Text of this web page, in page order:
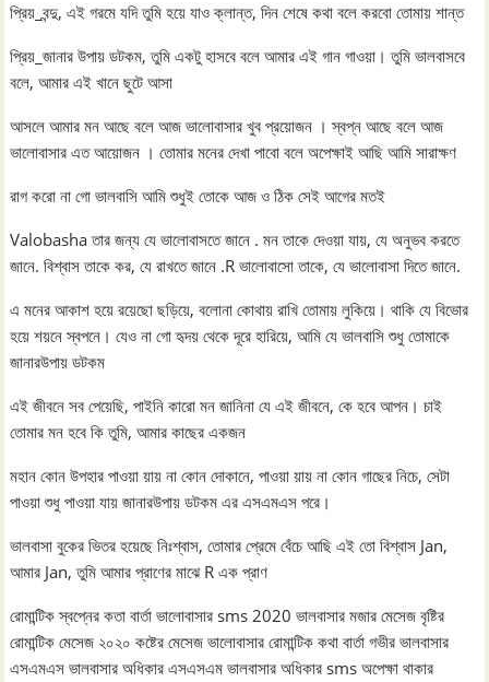
প্রিয়_বন্দু, এই গরমে যদি তুমি হয়ে যাও ক্লান্ত, দিন শেষে কথা বলে করবো তোমায় শান্ত
প্রিয়_জানার উপায় ডটকম, তুমি একটু হাসবে বলে আমার এই গান গাওয়া। তুমি ভালবাসবে
বলে, আমার এই খানে ছুটে আসা
আসলে আমার মন আছে বলে আজ ভালোবাসার খুব প্রয়োজন । স্বপ্ন আছে বলে আজ
ভালোবাসার এত আয়োজন । তোমার মনের দেখা পাবো বলে অপেক্ষাই আছি আমি সারাক্ষণ
রাগ করো না গো ভালবাসি আমি শুধুই তোকে আজ ও ঠিক সেই আগের মতই
Valobasha তার জন্য যে ভালোবাসতে জানে . মন তাকে দেওয়া যায়, যে অনুভব করতে
জানে. বিশ্বাস তাকে কর, যে রাখতে জানে .R ভালোবাসো তাকে, যে ভালোবাসা দিতে জানে.
এ মনের আকাশ হয়ে রয়েছো ছড়িয়ে, বলোনা কোথায় রাখি তোমায় লুকিয়ে। থাকি যে বিভোর
হয়ে শয়নে স্বপনে। যেও না গো হৃদয় থেকে দূরে হারিয়ে, আমি যে ভালবাসি শুধু তোমাকে
জানারউপায় ডটকম
এই জীবনে সব পেয়েছি, পাইনি কারো মন জানিনা যে এই জীবনে, কে হবে আপন। চাই
তোমার মন হবে কি তুমি, আমার কাছের একজন
মহান কোন উপহার পাওয়া য়ায় না কোন দোকানে, পাওয়া য়ায় না কোন গাছের নিচে, সেটা
পাওয়া শুধু পাওয়া যায় জানারউপায় ডটকম এর এসএমএস পরে।
ভালবাসা বুকের ভিতর হয়েছে নিঃশ্বাস, তোমার প্রেমে বেঁচে আছি এই তো বিশ্বাস Jan,
আমার Jan, তুমি আমার প্রাণের মাঝে R এক প্রাণ
রোমান্টিক স্বপ্নের কতা বার্তা ভালোবাসার sms 2020 ভালবাসার মজার মেসেজ বৃষ্টির
রোমান্টিক মেসেজ ২০২০ কষ্টের মেসেজ ভালোবাসার রোমান্টিক কথা বার্তা গভীর ভালবাসার
এসএমএস ভালবাসার অধিকার এসএসএম ভালবাসার অধিকার sms অপেক্ষা থাকার